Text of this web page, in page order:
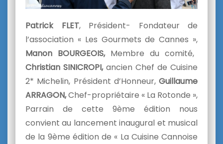
Patrick FLET, Président- Fondateur de
l’association « Les Gourmets de Cannes »,
Manon BOURGEOIS,Membre du comité,
Christian SINICROPI,ancien Chef de Cuisine
2* Michelin, Président d’Honneur, Guillaume
ARRAGON,Chef-propriétaire « La Rotonde »,
Parrain de cette 9ème édition nous
convient au lancement inaugural et musical
de la 9ème édition de « La Cuisine Cannoise